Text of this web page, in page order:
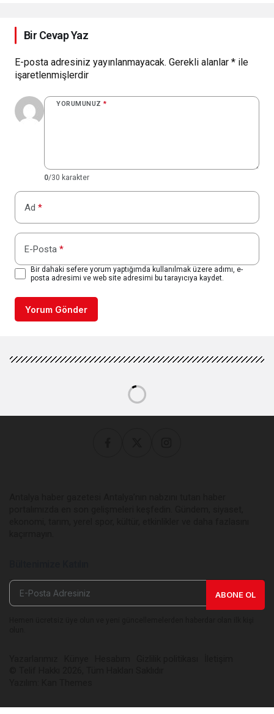
Bir Cevap Yaz
E-posta adresiniz yayınlanmayacak. Gerekli alanlar * ile
işaretlenmişlerdir
YORUMUNUZ *
0/30 karakter
Ad *
E-Posta *
Bir dahaki sefere yorum yaptığımda kullanılmak üzere adımı, e-
posta adresimi ve web site adresimi bu tarayıcıya kaydet.
Yorum Gönder
ABONE OL